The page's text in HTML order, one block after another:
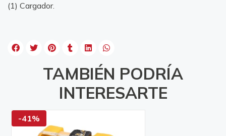
(1) Cargador.
TAMBIÉN PODRÍA
INTERESARTE
-41%